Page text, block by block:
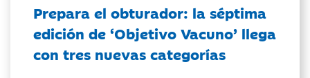
Prepara el obturador: la séptima
edición de ‘Objetivo Vacuno’ llega
con tres nuevas categorías